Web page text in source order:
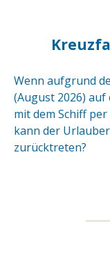
Wenn aufgrund
(August 2026)
mit dem Schiff
kann der
zurücktreten?